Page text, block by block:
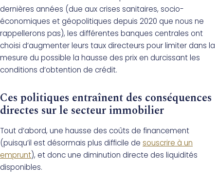
dernières années (due aux crises sanitaires, socio-
économiques et géopolitiques depuis 2020 que nous ne
rappellerons pas), les différentes banques centrales ont
choisi d’augmenter leurs taux directeurs pour limiter dans la
mesure du possible la hausse des prix en durcissant les
conditions d’obtention de crédit.
Ces politiques entraînent des conséquences
directes sur le secteur immobilier
Tout d’abord, une hausse des coûts de financement
(puisqu’il est désormais plus difficile de souscrire à un
emprunt), et donc une diminution directe des liquidités
disponibles.